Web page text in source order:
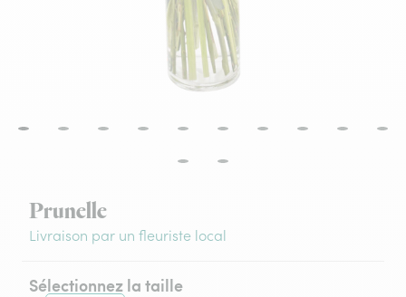
Prunelle
Livraison par un fleuriste local
Sélectionnez la taille